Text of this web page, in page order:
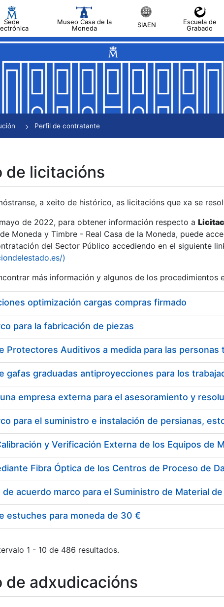
Sede
Museo Casa de la
Moneda
SIAEN
Escuela de
Grabado
Perfil de contratante
de licitacións
a xeito de histórico, as licitacións que xa se
de 2022, para obtener información respecto a
Moneda y Timbre - Real Casa de la Moneda, puede
del Sector Público accediendo en el siguiente
)
más información y algunos de los procedimientos
optimización cargas compras firmado
para la fabricación de piezas
para el suministro e instalación de persianas,
estuches para moneda de 30 €
1 - 10 de 486 resultados.
de adxudicacións